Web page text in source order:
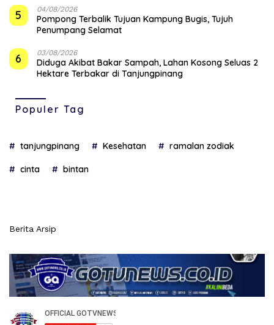
5 04/08/2026
Pompong Terbalik Tujuan Kampung Bugis, Tujuh
Penumpang Selamat
6 03/08/2026
Diduga Akibat Bakar Sampah, Lahan Kosong Seluas 2
Hektare Terbakar di Tanjungpinang
Populer Tag
tanjungpinang Kesehatan ramalan zodiak
cinta bintan
Berita Arsip